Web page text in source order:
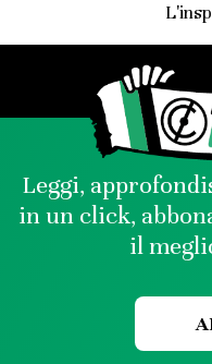
Leggi,
in un click,
il